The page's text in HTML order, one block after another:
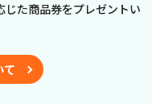
じた商品券をプレゼントい
て